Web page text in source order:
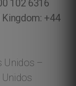
102 6316
+44
Unidos –